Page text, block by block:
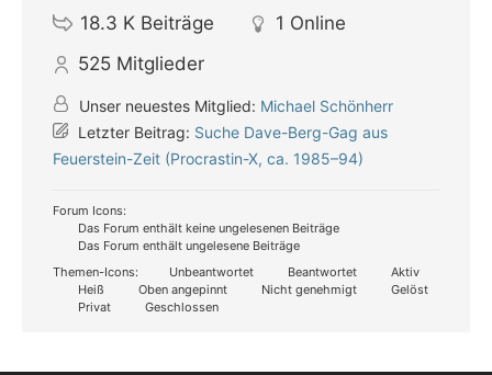
18.3 K Beiträge 1 Online
525 Mitglieder
Unser neuestes Mitglied: Michael Schönherr
Letzter Beitrag: Suche Dave-Berg-Gag aus
Feuerstein-Zeit (Procrastin-X, ca. 1985–94)
Forum Icons:
Das Forum enthält keine ungelesenen Beiträge
Das Forum enthält ungelesene Beiträge
Themen-Icons:
Unbeantwortet Beantwortet
Aktiv
Heiß
Oben angepinnt Nicht genehmigt
Gelöst
Privat
Geschlossen